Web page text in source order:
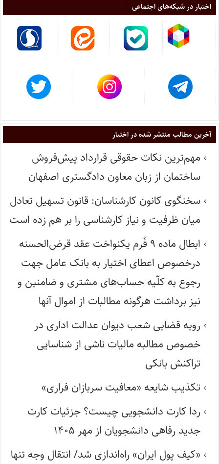
اختبار در شبکه‌های اجتماعی
آخرین مطالب منتشر شده در اختبار
مهم‌ترین نکات حقوقی قرارداد پیش‌فروش
ساختمان از زبان معاون دادگستری اصفهان
سخنگوی کانون کارشناسان: قانون تسهیل تعادل
میان ظرفیت و نیاز کارشناسی را بر هم زده است
ابطال ماده ۹ فُرم یکنواخت عقد قرض‌الحسنه
درخصوص اعطای اختیار به بانک عامل جهت
رجوع به کلّیه حساب‌های مشتری و ضامنین و
نیز برداشت هرگونه مطالبات از اموال آنها
رویه قضایی شعب دیوان عدالت اداری در
خصوص مطالبه مالیات ناشی از شناسایی
تراکنش بانکی
تکذیب شایعه «معافیت سربازان فراری»
ردا کارت دانشجویی چیست؟ جزئیات کارت
جدید رفاهی دانشجویان از مهر ۱۴۰۵
«کیف پول ایران» راه‌اندازی شد/ انتقال وجه تنها